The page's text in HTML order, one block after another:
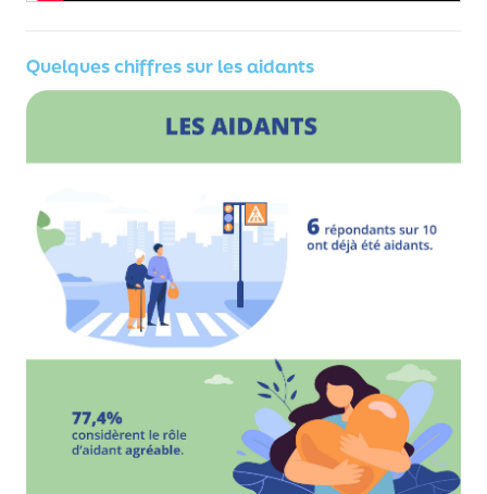
Quelques chiffres sur les aidants